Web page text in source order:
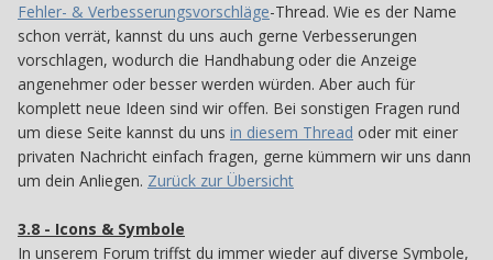
Fehler- & Verbesserungsvorschläge-Thread. Wie es der Name
schon verrät, kannst du uns auch gerne Verbesserungen
vorschlagen, wodurch die Handhabung oder die Anzeige
angenehmer oder besser werden würden. Aber auch für
komplett neue Ideen sind wir offen. Bei sonstigen Fragen rund
um diese Seite kannst du uns in diesem Thread oder mit einer
privaten Nachricht einfach fragen, gerne kümmern wir uns dann
um dein Anliegen. Zurück zur Übersicht
3.8 - Icons & Symbole
In unserem Forum triffst du immer wieder auf diverse Symbole,